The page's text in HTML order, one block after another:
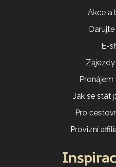
Akce a
E-
Jak se stát
Pro
Provizní